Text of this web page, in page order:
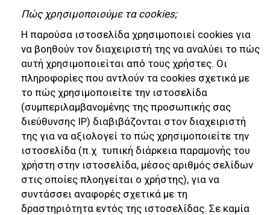
Πώς χρησιμοποιούμε τα cookies;
Η παρούσα ιστοσελίδα χρησιμοποιεί cookies για
να βοηθούν τον διαχειριστή της να αναλύει το πώς
αυτή χρησιμοποιείται από τους χρήστες. Οι
πληροφορίες που αντλούν τα cookies σχετικά με
τo πώς χρησιμοποιείτε την ιστοσελίδα
(συμπεριλαμβανομένης της προσωπικής σας
διεύθυνσης IP) διαβιβάζονται στον διαχειριστή
της για να αξιολογεί το πώς χρησιμοποιείτε την
ιστοσελίδα (π.χ. τυπική διάρκεια παραμονής του
χρήστη στην ιστοσελίδα, μέσος αριθμός σελίδων
στις οποίες πλοηγείται ο χρήστης), για να
συντάσσει αναφορές σχετικά με τη
δραστηριότητα εντός της ιστοσελίδας. Σε καμία